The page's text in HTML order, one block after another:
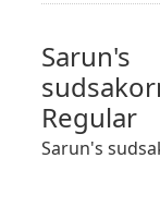
Sarun's
Regular
Sarun's